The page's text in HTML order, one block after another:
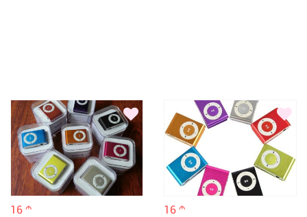
16 m 16 m